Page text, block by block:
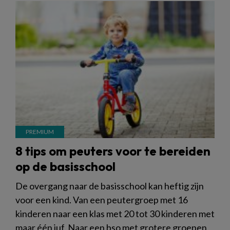
8 tips om peuters voor te bereiden
op de basisschool
De overgang naar de basisschool kan heftig zijn
voor een kind. Van een peutergroep met 16
kinderen naar een klas met 20 tot 30 kinderen met
maar één juf. Naar een bso met grotere groepen